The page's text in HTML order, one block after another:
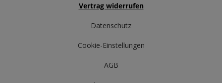
Vertrag widerrufen
Datenschutz
Cookie-Einstellungen
AGB